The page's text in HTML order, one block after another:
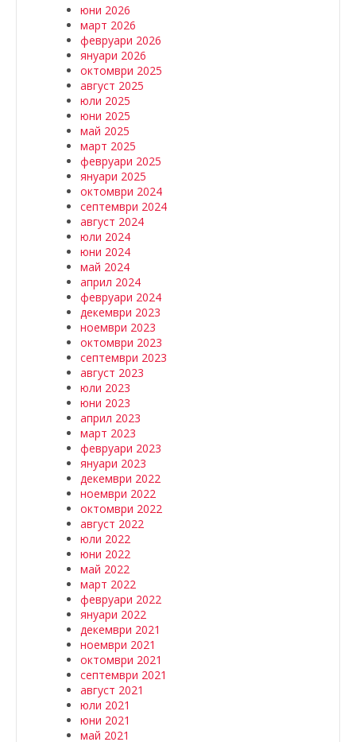
юни 2026
март 2026
февруари 2026
януари 2026
октомври 2025
август 2025
юли 2025
юни 2025
май 2025
март 2025
февруари 2025
януари 2025
октомври 2024
септември 2024
август 2024
юли 2024
юни 2024
май 2024
април 2024
февруари 2024
декември 2023
ноември 2023
октомври 2023
септември 2023
август 2023
юли 2023
юни 2023
април 2023
март 2023
февруари 2023
януари 2023
декември 2022
ноември 2022
октомври 2022
август 2022
юли 2022
юни 2022
май 2022
март 2022
февруари 2022
януари 2022
декември 2021
ноември 2021
октомври 2021
септември 2021
август 2021
юли 2021
юни 2021
май 2021